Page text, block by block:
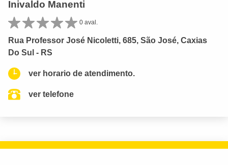
Inivaldo Manenti
0 aval.
Rua Professor José Nicoletti, 685, São José, Caxias
Do Sul - RS
ver horario de atendimento.
ver telefone